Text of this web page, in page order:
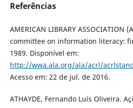
Referências
AMERICAN LIBRARY ASSOCIATION
committee on information literacy:
1989. Disponível em:
http://wwa.ala.org/ala/acrl/
Acesso em: 22 de jul. de 2016.
ATHAYDE, Fernando Luís Oliveira.